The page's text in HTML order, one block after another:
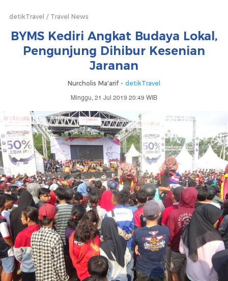
detikTravel Travel News
BYMS Kediri Angkat Budaya Lokal,
Pengunjung Dihibur Kesenian
Jaranan
Nurcholis Ma'arif - detikTravel
Minggu, 21 Jul 2019 20:49 WIB